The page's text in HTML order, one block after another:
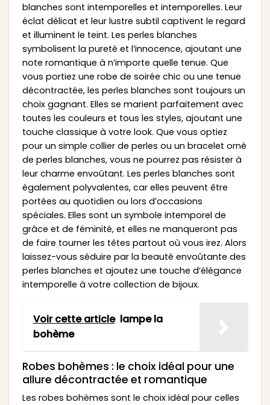
blanches sont intemporelles et intemporelles. Leur
éclat délicat et leur lustre subtil captivent le regard
et illuminent le teint. Les perles blanches
symbolisent la pureté et l’innocence, ajoutant une
note romantique à n’importe quelle tenue. Que
vous portiez une robe de soirée chic ou une tenue
décontractée, les perles blanches sont toujours un
choix gagnant. Elles se marient parfaitement avec
toutes les couleurs et tous les styles, ajoutant une
touche classique à votre look. Que vous optiez
pour un simple collier de perles ou un bracelet orné
de perles blanches, vous ne pourrez pas résister à
leur charme envoûtant. Les perles blanches sont
également polyvalentes, car elles peuvent être
portées au quotidien ou lors d’occasions
spéciales. Elles sont un symbole intemporel de
grâce et de féminité, et elles ne manqueront pas
de faire tourner les têtes partout où vous irez. Alors
laissez-vous séduire par la beauté envoûtante des
perles blanches et ajoutez une touche d’élégance
intemporelle à votre collection de bijoux.
Voir cette article lampe la
bohème
Robes bohèmes : le choix idéal pour une
allure décontractée et romantique
Les robes bohèmes sont le choix idéal pour celles